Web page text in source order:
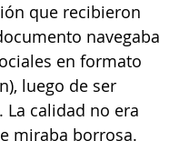
que recibieron
navegaba
en formato
luego de ser
La calidad no era
miraba borrosa.